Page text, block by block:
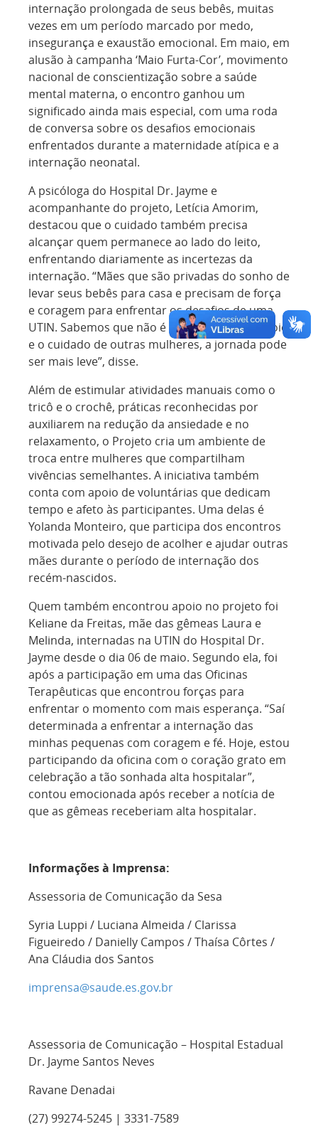
internação prolongada de seus bebês, muitas
vezes em um período marcado por medo,
insegurança e exaustão emocional. Em maio, em
alusão à campanha ‘Maio Furta-Cor’, movimento
nacional de conscientização sobre a saúde
mental materna, o encontro ganhou um
significado ainda mais especial, com uma roda
de conversa sobre os desafios emocionais
enfrentados durante a maternidade atípica e a
internação neonatal.
A psicóloga do Hospital Dr. Jayme e
acompanhante do projeto, Letícia Amorim,
destacou que o cuidado também precisa
alcançar quem permanece ao lado do leito,
enfrentando diariamente as incertezas da
internação. “Mães que são privadas do sonho de
levar seus bebês para casa e precisam de força
e coragem para enfrentar os desafios de uma
UTIN. Sabemos que não é fácil, mas com o apoio
e o cuidado de outras mulheres, a jornada pode
ser mais leve”, disse.
Além de estimular atividades manuais como o
tricô e o crochê, práticas reconhecidas por
auxiliarem na redução da ansiedade e no
relaxamento, o Projeto cria um ambiente de
troca entre mulheres que compartilham
vivências semelhantes. A iniciativa também
conta com apoio de voluntárias que dedicam
tempo e afeto às participantes. Uma delas é
Yolanda Monteiro, que participa dos encontros
motivada pelo desejo de acolher e ajudar outras
mães durante o período de internação dos
recém-nascidos.
Quem também encontrou apoio no projeto foi
Keliane da Freitas, mãe das gêmeas Laura e
Melinda, internadas na UTIN do Hospital Dr.
Jayme desde o dia 06 de maio. Segundo ela, foi
após a participação em uma das Oficinas
Terapêuticas que encontrou forças para
enfrentar o momento com mais esperança. “Saí
determinada a enfrentar a internação das
minhas pequenas com coragem e fé. Hoje, estou
participando da oficina com o coração grato em
celebração a tão sonhada alta hospitalar”,
contou emocionada após receber a notícia de
que as gêmeas receberiam alta hospitalar.
Informações à Imprensa:
Assessoria de Comunicação da Sesa
Syria Luppi / Luciana Almeida / Clarissa
Figueiredo / Danielly Campos / Thaísa Côrtes /
Ana Cláudia dos Santos
imprensa@saude.es.gov.br
Assessoria de Comunicação – Hospital Estadual
Dr. Jayme Santos Neves
Ravane Denadai
(27) 99274-5245 | 3331-7589